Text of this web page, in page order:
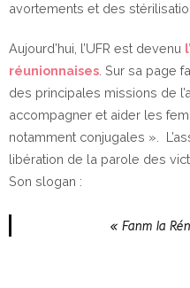
avortements et des
Aujourd’hui, l’UFR est devenu
réunionnaises . Sur sa page
des principales missions de
accompagner et aider les
notamment conjugales ».
libération de la parole des
Son slogan :
« Fanm la